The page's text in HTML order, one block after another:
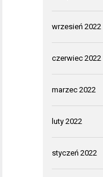
wrzesień 2022
czerwiec 2022
marzec 2022
luty 2022
styczeń 2022